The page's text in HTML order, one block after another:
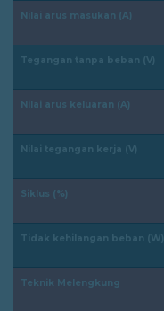
Nilai arus masukan (A)
Tegangan tanpa beban (V)
Nilai arus keluaran (A)
Nilai tegangan kerja (V)
Siklus (%)
Tidak kehilangan beban (W)
Teknik Melengkung